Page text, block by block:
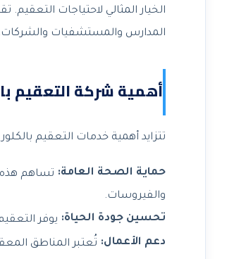
الخيار المثالي لاحتياجات
المدارس والمستشفيات والشركات.
أهمية شركة التعقيم
تتزايد أهمية خدمات التعقيم
حماية الصحة العامة: تساهم هذه
والفيروسات.
تحسين جودة الحياة: يوفر
دعم الأعمال: تُعتبر المناطق